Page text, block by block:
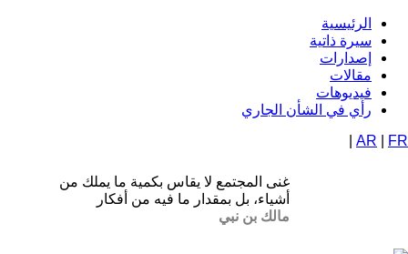
تجاوز
المحتوى
الرئيسي
Navigation
principale
الرئيسية
سيرة ذاتية
إصدارات
مقالات
فيديوهات
رأي في الشأن الجاري
AR
FR
غنى المجتمع لا يقاس بكمية ما يملك من
أشياء، بل بمقدار ما فيه من أفكار
مالك بن نبي